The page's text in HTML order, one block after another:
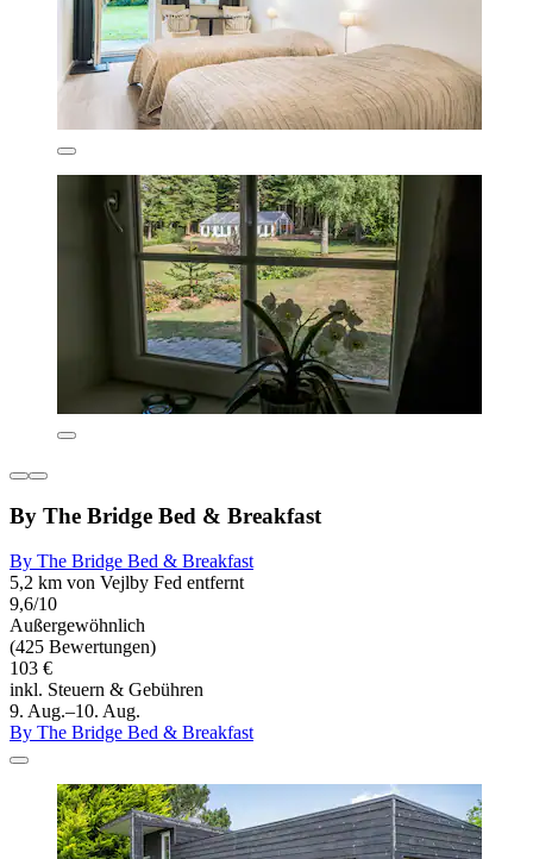
By The Bridge Bed & Breakfast
By The Bridge Bed & Breakfast
5,2 km von Vejlby Fed entfernt
9,6/10
Außergewöhnlich
(425 Bewertungen)
103 €
inkl. Steuern & Gebühren
9. Aug.–10. Aug.
By The Bridge Bed & Breakfast